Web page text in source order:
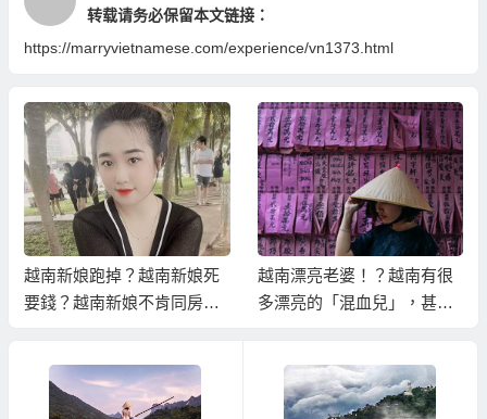
转载请务必保留本文链接：
https://marryvietnamese.com/experience/vn1373.html
越南新娘跑掉？越南新娘死
要錢？越南新娘不肯同房？
越南漂亮老婆！？越南有很
多漂亮的「混血兒」，甚至